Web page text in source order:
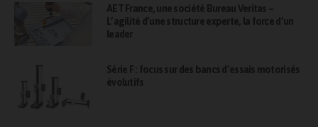
AET France, une société Bureau Veritas –
L’agilité d’une structure experte, la force d’un
leader
Série F : focus sur des bancs d’essais motorisés
évolutifs